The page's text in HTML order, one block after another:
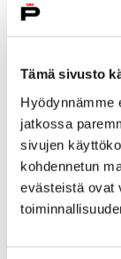
Tämä sivusto
Hyödynnämme
jatkossa
sivujen
kohdennetun
evästeistä ovat
Etusivu
Porin lukio
Katsaus